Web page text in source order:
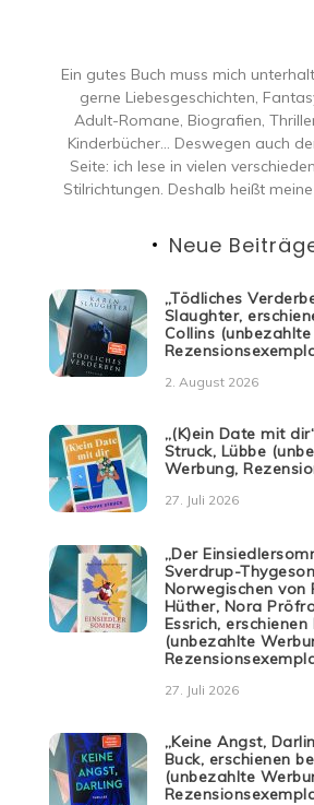
Ein gutes Buch muss mich
gerne Liebesgeschichten,
Adult-Romane, Biografien,
Kinderbücher… Deswegen auch
Seite: ich lese in vielen
Stilrichtungen. Deshalb heißt
Neue
„Tödliches
Slaughter,
Collins
2. August 2026
„(K)ein Date mit
Struck, Lübbe
Werbung,
27. Juli 2026
„Der
Sverdrup-
Norwegischen von
Hüther, Nora
Essrich,
(unbezahlte
27. Juli 2026
„Keine Angst,
Buck, erschienen
(unbezahlte